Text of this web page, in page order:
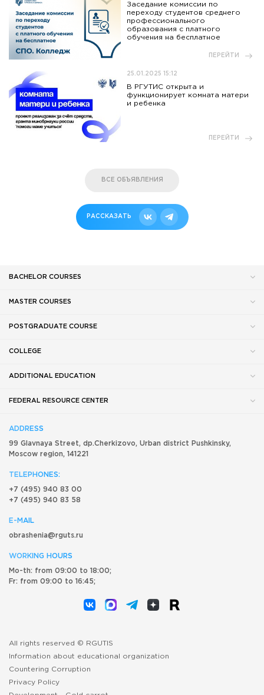
Заседание комиссии по
переходу студентов среднего
профессионального
образования с платного
обучения на бесплатное
ПЕРЕЙТИ
25.01.2025 15:12
В РГУТИС открыта и
функционирует комната матери
и ребенка
ПЕРЕЙТИ
ВСЕ ОБЪЯВЛЕНИЯ
РАССКАЗАТЬ
BACHELOR COURSES
MASTER COURSES
POSTGRADUATE COURSE
COLLEGE
ADDITIONAL EDUCATION
FEDERAL RESOURCE CENTER
ADDRESS
99 Glavnaya Street, dp.Cherkizovo, Urban district Pushkinsky,
Moscow region, 141221
TELEPHONES:
+7 (495) 940 83 00
+7 (495) 940 83 58
E-MAIL
obrashenia@rguts.ru
WORKING HOURS
Mo-th: from 09:00 to 18:00;
Fr: from 09:00 to 16:45;
All rights reserved © RGUTIS
Information about educational organization
Countering Corruption
Privacy Policy